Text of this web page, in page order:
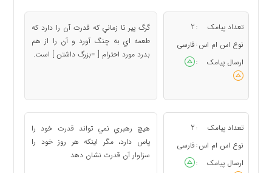
تعداد پیامک :
2
نوع اس ام اس : فارسی
ارسال پیامک
:
گرگ پير تا زماني كه قدرت آن را دارد كه
طعمه اي به چنگ آورد و آن را از هم
بدرد مورد احترام [ =بزرگ داشتن ] است.
تعداد پیامک :
2
نوع اس ام اس : فارسی
ارسال پیامک
:
هيچ رهبري نمي تواند قدرت خود را
پاس دارد، مگر اينكه هر روز خود را
سزاوار آن قدرت نشان دهد